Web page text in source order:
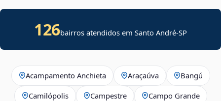
126bairros atendidos em Santo André-SP
Acampamento Anchieta Araçaúva Bangú
Camilópolis Campestre Campo Grande